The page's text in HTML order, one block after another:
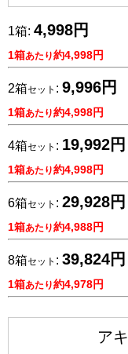
1箱: 4,998円
1箱あたり約4,998円
2箱セット : 9,996円
1箱あたり約4,998円
4箱セット : 19,992円
1箱あたり約4,998円
6箱セット : 29,928円
1箱あたり約4,988円
8箱セット : 39,824円
1箱あたり約4,978円
ア